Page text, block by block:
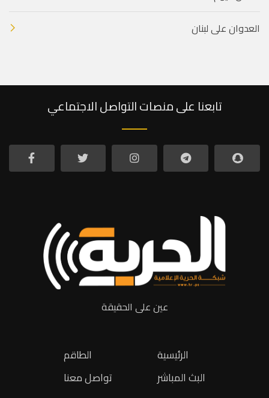
العدوان على لبنان
تابعنا على منصات التواصل الاجتماعي
عين على الحقيقة
الطاقم
تواصل معنا
الرئيسية
البث المباشر